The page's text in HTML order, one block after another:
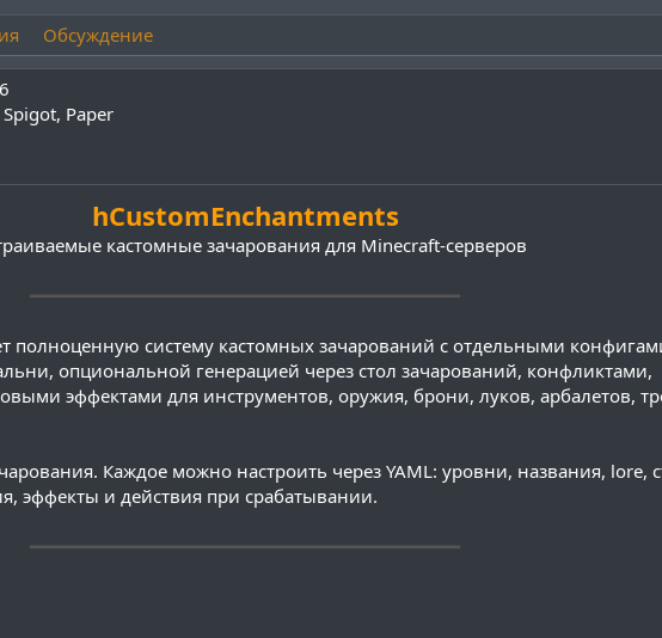
Обсуждение
Spigot Paper
hCustomEnchantments
кастомные зачарования для Minecraft-серверов
━━━━━━━━━━━━━━━━━━━━━━━━━━━━━━━━━━━━━━━━
полноценную систему кастомных зачарований с отдельными
опциональной генерацией через стол зачарований, конфликтами,
эффектами для инструментов, оружия, брони, луков, арбалетов,
Каждое можно настроить через YAML: уровни, названия, lore,
эффекты и действия при срабатывании.
━━━━━━━━━━━━━━━━━━━━━━━━━━━━━━━━━━━━━━━━